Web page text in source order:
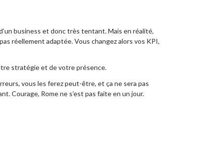
business et donc très tentant. Mais en réalité,
réellement adaptée. Vous changez alors vos KPI,
stratégie et de votre présence.
vous les ferez peut-être, et ça ne sera pas
Courage, Rome ne s’est pas faite en un jour.